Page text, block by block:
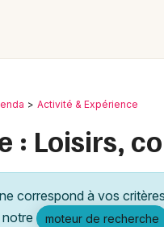
Activité & Expérience
: Loisirs,
correspond à vos
moteur de recherche